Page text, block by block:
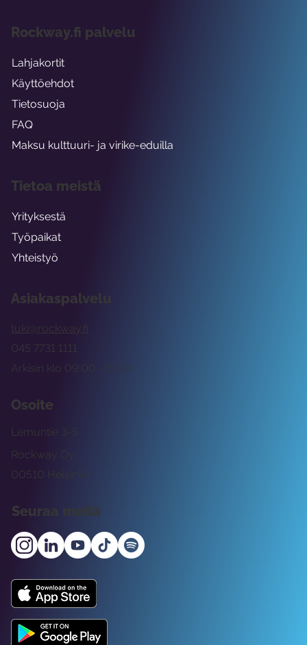
Asiakaspalvelu
tuki@rockway.fi
Arkisin klo 09:00 -15:00
045 7731 1111
Osoite
Rockway Oy
Lemuntie 3-5
00510 Helsinki
Seuraa meitä
Rockway.fi palvelu
Lahjakortit
Käyttöehdot
Tietosuoja
FAQ
Maksu kulttuuri- ja virike-eduilla
Tietoa meistä
Yrityksestä
Työpaikat
Yhteistyö